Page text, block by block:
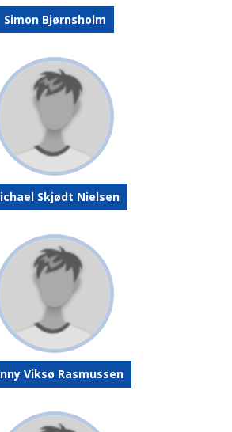
Simon Bjørnsholm
Skjødt Nielsen
Viksø Rasmussen